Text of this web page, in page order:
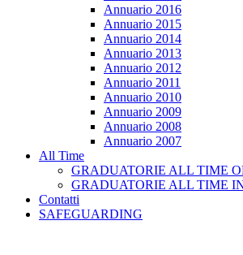
Annuario 2016
Annuario 2015
Annuario 2014
Annuario 2013
Annuario 2012
Annuario 2011
Annuario 2010
Annuario 2009
Annuario 2008
Annuario 2007
All Time
GRADUATORIE ALL TIME
GRADUATORIE ALL TIME
Contatti
SAFEGUARDING